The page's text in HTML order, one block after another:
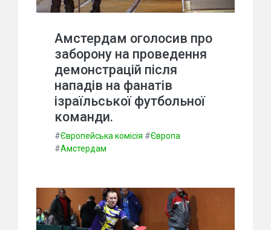
Амстердам оголосив про
заборону на проведення
демонстрацій після
нападів на фанатів
ізраїльської футбольної
команди.
#Європейська комісія #Європа
#Амстердам